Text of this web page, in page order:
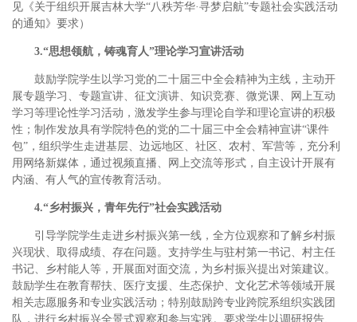
见《关于组织开展吉林大学“八秩芳华·寻梦启航”专题社会实践活动
的通知》要求）
3.“思想领航，铸魂育人”理论学习宣讲活动
鼓励学院学生以学习党的二十届三中全会精神为主线，主动开
展专题学习、专题宣讲、征文演讲、知识竞赛、微党课、网上互动
学习等理论性学习活动，激发学生参与理论自学和理论宣讲的积极
性；制作发放具有学院特色的党的二十届三中全会精神宣讲“课件
包”，组织学生走进基层、边远地区、社区、农村、军营等，充分利
用网络新媒体，通过视频直播、网上交流等形式，自主设计开展有
内涵、有人气的宣传教育活动。
4.“乡村振兴，青年先行”社会实践活动
引导学院学生走进乡村振兴第一线，全方位观察和了解乡村振
兴现状、取得成绩、存在问题。支持学生与驻村第一书记、村主任
书记、乡村能人等，开展面对面交流，为乡村振兴提出对策建议。
鼓励学生在教育帮扶、医疗支援、生态保护、文化艺术等领域开展
相关志愿服务和专业实践活动；特别鼓励跨专业跨院系组织实践团
队，进行乡村振兴全景式观察和参与实践。要求学生以调研报告、